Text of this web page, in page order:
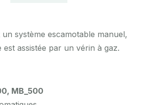
système escamotable manuel,
assistée par un vérin à gaz.
MB_500